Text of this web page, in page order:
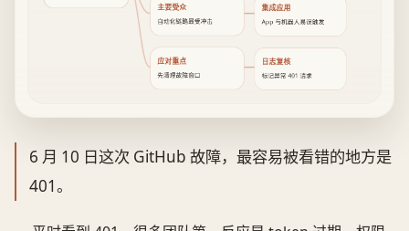
主要受众
自动化链路最受冲击
集成应用
App 与机器人易误触发
应对重点
先清理故障窗口
日志复核
标记异常 401 请求
6 月 10 日这次 GitHub 故障，最容易被看错的地方是
401。